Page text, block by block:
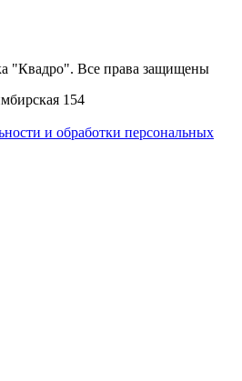
"Квадро". Все права защищены
154
и обработки персональных